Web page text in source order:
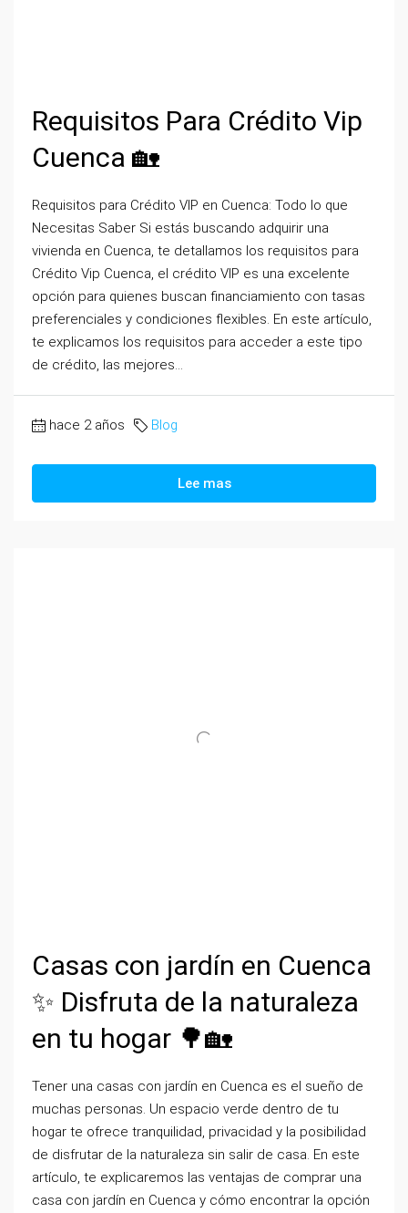
Requisitos Para Crédito Vip
Cuenca 🏡
Requisitos para Crédito VIP en Cuenca: Todo lo que
Necesitas Saber Si estás buscando adquirir una
vivienda en Cuenca, te detallamos los requisitos para
Crédito Vip Cuenca, el crédito VIP es una excelente
opción para quienes buscan financiamiento con tasas
preferenciales y condiciones flexibles. En este artículo,
te explicamos los requisitos para acceder a este tipo
de crédito, las mejores...
hace 2 años Blog
Lee mas
Casas con jardín en Cuenca
✨ Disfruta de la naturaleza
en tu hogar 🌳🏡
Tener una casas con jardín en Cuenca es el sueño de
muchas personas. Un espacio verde dentro de tu
hogar te ofrece tranquilidad, privacidad y la posibilidad
de disfrutar de la naturaleza sin salir de casa. En este
artículo, te explicaremos las ventajas de comprar una
casa con jardín en Cuenca y cómo encontrar la opción